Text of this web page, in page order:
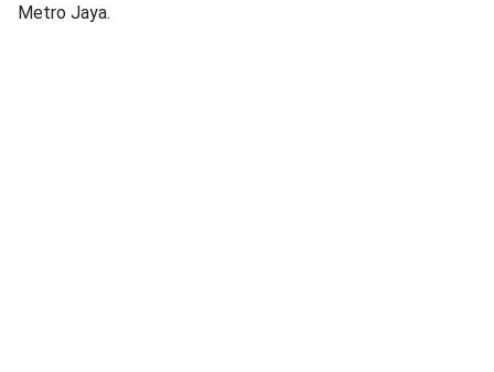
Metro Jaya.